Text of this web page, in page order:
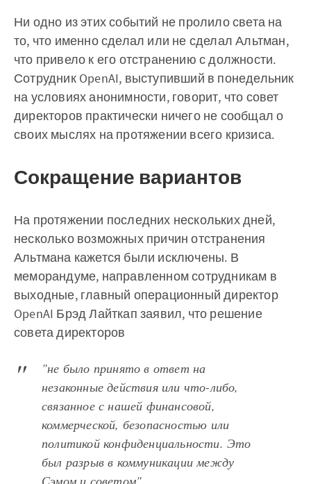
Ни одно из этих событий не пролило света на
то, что именно сделал или не сделал Альтман,
что привело к его отстранению с должности.
Сотрудник OpenAI, выступивший в понедельник
на условиях анонимности, говорит, что совет
директоров практически ничего не сообщал о
своих мыслях на протяжении всего кризиса.
Сокращение вариантов
На протяжении последних нескольких дней,
несколько возможных причин отстранения
Альтмана кажется были исключены. В
меморандуме, направленном сотрудникам в
выходные, главный операционный директор
OpenAI Брэд Лайткап заявил, что решение
совета директоров
"не было принято в ответ на
незаконные действия или что-либо,
связанное с нашей финансовой,
коммерческой, безопасностью или
политикой конфиденциальности. Это
был разрыв в коммуникации между
Сэмом и советом".